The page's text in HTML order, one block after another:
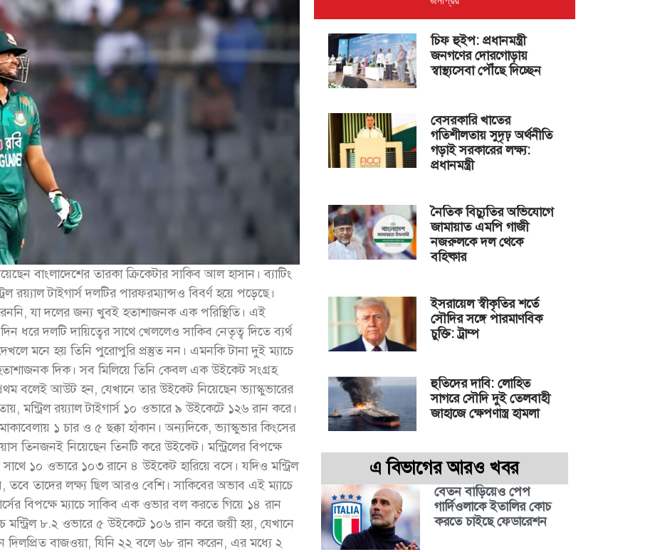
বাংলাদেশের তারকা ক্রিকেটার সাকিব আল হাসান। ব্যাটিং
রয়্যাল টাইগার্স দলটির পারফরম্যান্সও বিবর্ণ হয়ে পড়েছে।
যা দলের জন্য খুবই হতাশাজনক এক পরিস্থিতি। এই
ধরে দলটি দায়িত্বের সাথে খেললেও সাকিব নেতৃত্ব দিতে ব্যর্থ
মনে হয় তিনি পুরোপুরি প্রস্তুত নন। এমনকি টানা দুই ম্যাচে
দিক। সব মিলিয়ে তিনি কেবল এক উইকেট সংগ্রহ
বলেই আউট হন, যেখানে তার উইকেট নিয়েছেন ভ্যাস্কুভারের
মন্ট্রিল রয়্যাল টাইগার্স ১০ ওভারে ৯ উইকেটে ১২৬ রান করে।
১ চার ও ৫ ছক্কা হাঁকান। অন্যদিকে, ভ্যাস্কুভার কিংসের
তিনজনই নিয়েছেন তিনটি করে উইকেট। মন্ট্রিলের বিপক্ষে
সাথে ১০ ওভারে ১০৩ রানে ৪ উইকেট হারিয়ে বসে। যদিও মন্ট্রিল
তাদের লক্ষ্য ছিল আরও বেশি। সাকিবের অভাব এই ম্যাচে
বিপক্ষে ম্যাচে সাকিব এক ওভার বল করতে গিয়ে ১৪ রান
৮.২ ওভারে ৫ উইকেটে ১০৬ রান করে জয়ী হয়, যেখানে
দিলপ্রিত বাজওয়া, যিনি ২২ বলে ৬৮ রান করেন, এর মধ্যে ২
চিফ হুইপ: প্রধানমন্ত্রী
জনগণের দোরগোড়ায়
স্বাস্থ্যসেবা পৌঁছে দিচ্ছেন
বেসরকারি খাতের
গতিশীলতায় সুদৃঢ় অর্থনীতি
গড়াই সরকারের লক্ষ্য:
প্রধানমন্ত্রী
নৈতিক বিচ্যুতির অভিযোগে
জামায়াত এমপি গাজী
নজরুলকে দল থেকে
বহিষ্কার
ইসরায়েল স্বীকৃতির শর্তে
সৌদির সঙ্গে পারমাণবিক
চুক্তি: ট্রাম্প
হুতিদের দাবি: লোহিত
সাগরে সৌদি দুই তেলবাহী
জাহাজে ক্ষেপণাস্ত্র হামলা
এ বিভাগের আরও খবর
বেতন বাড়িয়েও পেপ
গার্দিওলাকে ইতালির কোচ
করতে চাইছে ফেডারেশন